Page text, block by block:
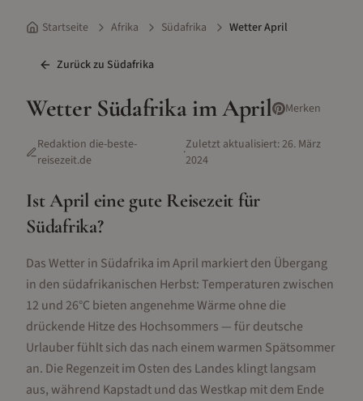
Startseite Afrika Südafrika Wetter April
Zurück zu Südafrika
Wetter SüdafrikaimApril Merken
Redaktion die-beste-
reisezeit.de
·Zuletzt aktualisiert:26. März
2024
IstAprileine gute Reisezeit für
Südafrika?
Das Wetter in Südafrika im April markiert den Übergang
in den südafrikanischen Herbst: Temperaturen zwischen
12 und 26°C bieten angenehme Wärme ohne die
drückende Hitze des Hochsommers — für deutsche
Urlauber fühlt sich das nach einem warmen Spätsommer
an. Die Regenzeit im Osten des Landes klingt langsam
aus, während Kapstadt und das Westkap mit dem Ende